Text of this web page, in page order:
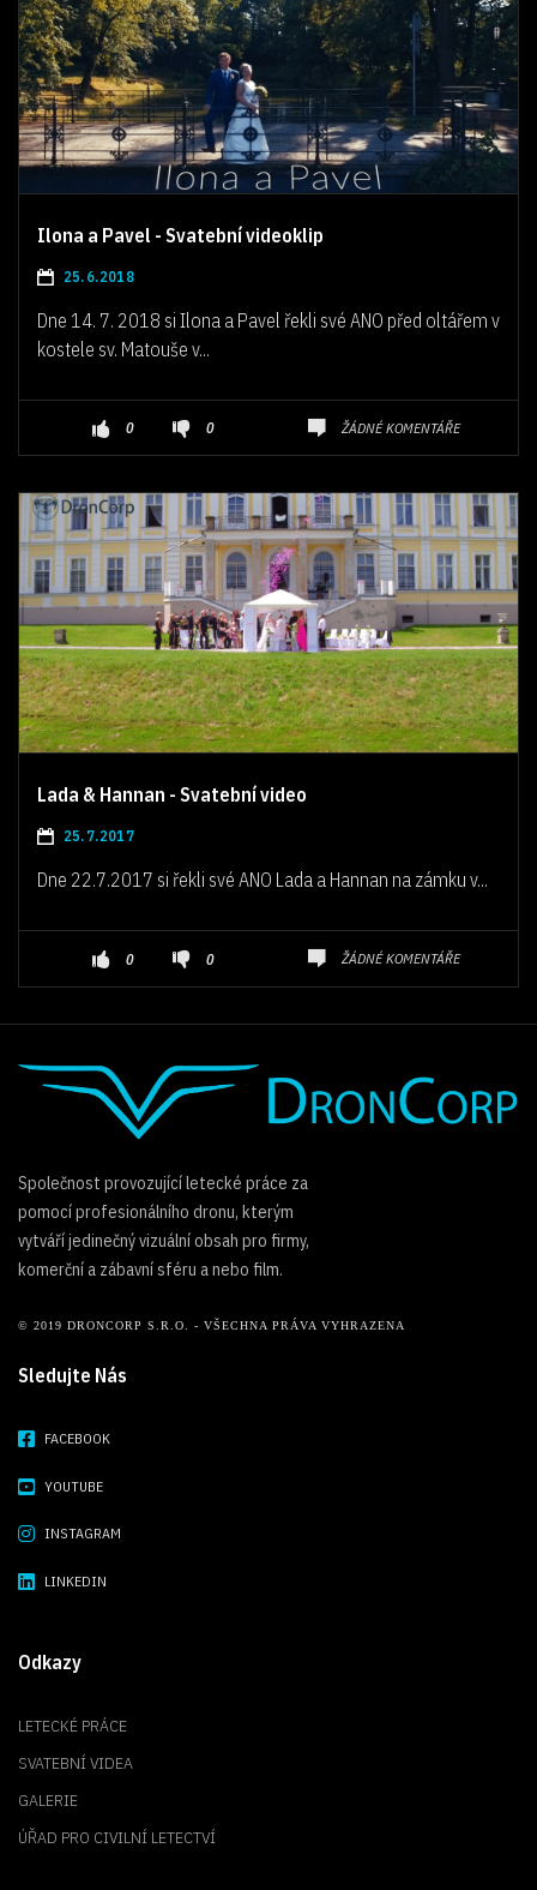
Ilona a Pavel - Svatební videoklip
25.6.2018
Dne 14. 7. 2018 si Ilona a Pavel řekli své ANO před oltářem v
kostele sv. Matouše v...
0 0 ŽÁDNÉ KOMENTÁŘE
Lada & Hannan - Svatební video
25.7.2017
Dne 22.7.2017 si řekli své ANO Lada a Hannan na zámku v...
0 0 ŽÁDNÉ KOMENTÁŘE
Společnost provozující letecké práce za
pomocí profesionálního dronu, kterým
vytváří jedinečný vizuální obsah pro firmy,
komerční a zábavní sféru a nebo film.
© 2019 DRONCORP S.R.O. - VŠECHNA PRÁVA VYHRAZENA
Sledujte Nás
FACEBOOK
YOUTUBE
INSTAGRAM
LINKEDIN
Odkazy
LETECKÉ PRÁCE
SVATEBNÍ VIDEA
GALERIE
ÚŘAD PRO CIVILNÍ LETECTVÍ